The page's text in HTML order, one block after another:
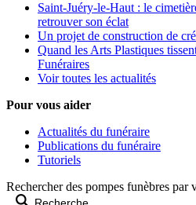
Saint-Juéry-le-Haut : le
retrouver son éclat
Un projet de construction de
Quand les Arts Plastiques
Funéraires
Voir toutes les actualités
Pour vous aider
Actualités du funéraire
Publications du funéraire
Tutoriels
Rechercher des pompes funèbres par